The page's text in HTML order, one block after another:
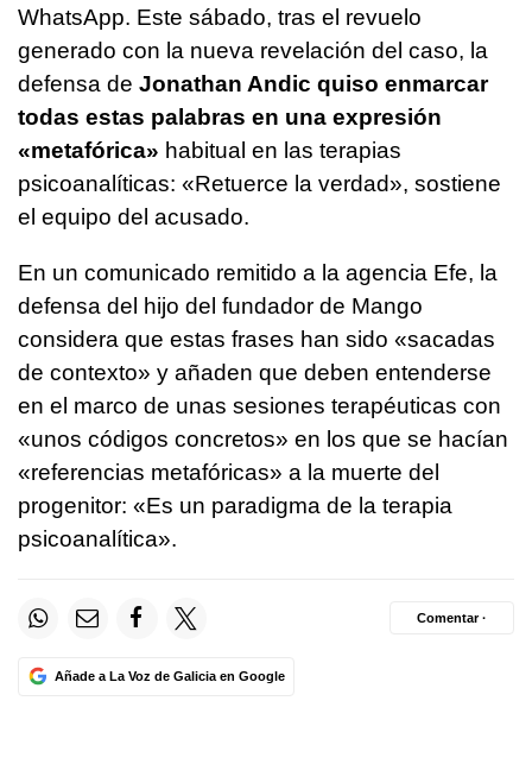
WhatsApp. Este sábado, tras el revuelo
generado con la nueva revelación del caso, la
defensa de Jonathan Andic quiso enmarcar
todas estas palabras en una expresión
«metafórica» habitual en las terapias
psicoanalíticas: «Retuerce la verdad», sostiene
el equipo del acusado.
En un comunicado remitido a la agencia Efe, la
defensa del hijo del fundador de Mango
considera que estas frases han sido «sacadas
de contexto» y añaden que deben entenderse
en el marco de unas sesiones terapéuticas con
«unos códigos concretos» en los que se hacían
«referencias metafóricas» a la muerte del
progenitor: «Es un paradigma de la terapia
psicoanalítica».
Añade a La Voz de Galicia en Google
Comentar ·